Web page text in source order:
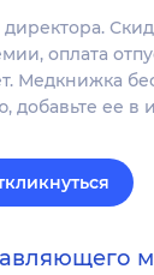
оплата
Медкнижка
добавьте ее в